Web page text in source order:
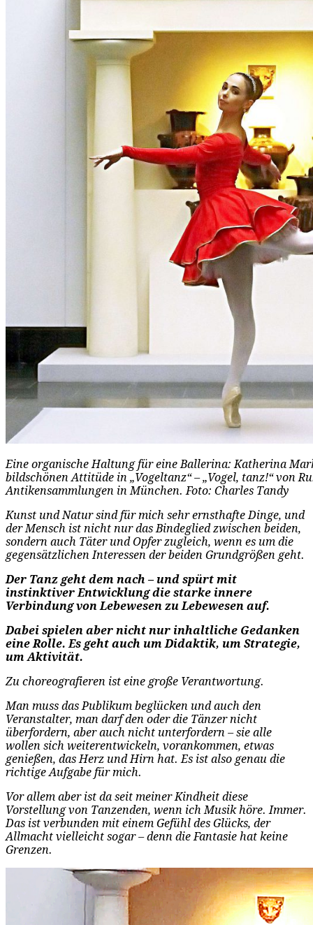
Eine organische Haltung für eine Ballerina: Katherina
bildschönen Attitüde in „Vogeltanz“ – „Vogel, tanz!“ von
Antikensammlungen in München. Foto: Charles Tandy
Kunst und Natur sind für mich sehr ernsthafte Dinge, und
der Mensch ist nicht nur das Bindeglied zwischen beiden,
sondern auch Täter und Opfer zugleich, wenn es um die
gegensätzlichen Interessen der beiden Grundgrößen geht.
Der Tanz geht dem nach – und spürt mit
instinktiver Entwicklung die starke innere
Verbindung von Lebewesen zu Lebewesen auf.
Dabei spielen aber nicht nur inhaltliche Gedanken
eine Rolle. Es geht auch um Didaktik, um Strategie,
um Aktivität.
Zu choreografieren ist eine große Verantwortung.
Man muss das Publikum beglücken und auch den
Veranstalter, man darf den oder die Tänzer nicht
überfordern, aber auch nicht unterfordern – sie alle
wollen sich weiterentwickeln, vorankommen, etwas
genießen, das Herz und Hirn hat. Es ist also genau die
richtige Aufgabe für mich.
Vor allem aber ist da seit meiner Kindheit diese
Vorstellung von Tanzenden, wenn ich Musik höre. Immer.
Das ist verbunden mit einem Gefühl des Glücks, der
Allmacht vielleicht sogar – denn die Fantasie hat keine
Grenzen.